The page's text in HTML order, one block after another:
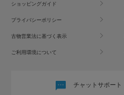
ショッピングガイド
プライバシーポリシー
古物営業法に基づく表示
ご利用環境について
チャットサポート